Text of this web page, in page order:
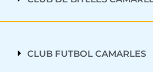
CLUB FUTBOL CAMARLES